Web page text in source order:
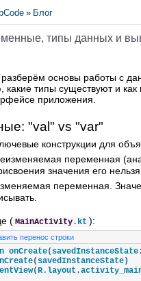
» Блог
типы данных и
основы работы с
типы существуют и как
приложения.
"val" vs "var"
конструкции для
переменная
значения его
переменная.
( MainActivity. kt ):
перенос строки
onCreate(savedInstanceState:
(savedInstanceState)
(R. layout .